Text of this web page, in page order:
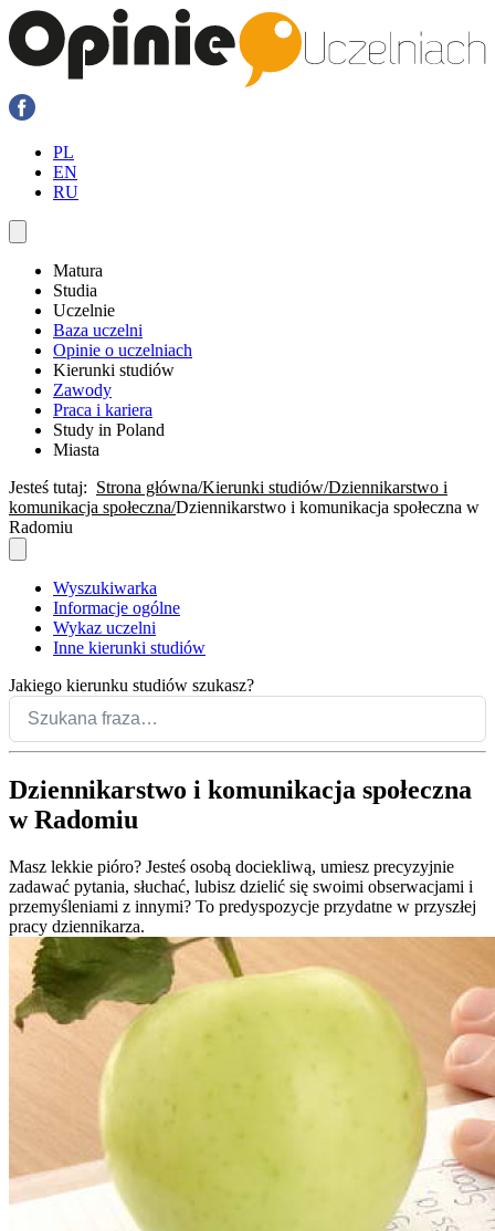
PL
EN
RU
Matura
Studia
Uczelnie
Baza uczelni
Opinie o uczelniach
Kierunki studiów
Zawody
Praca i kariera
Study in Poland
Miasta
Jesteś tutaj: Strona główna Kierunki studiów Dziennikarstwo i
komunikacja społeczna Dziennikarstwo i komunikacja społeczna w
Radomiu
Wyszukiwarka
Informacje ogólne
Wykaz uczelni
Inne kierunki studiów
Jakiego kierunku studiów szukasz?
Dziennikarstwo i komunikacja społeczna
w Radomiu
Masz lekkie pióro? Jesteś osobą dociekliwą, umiesz precyzyjnie
zadawać pytania, słuchać, lubisz dzielić się swoimi obserwacjami i
przemyśleniami z innymi? To predyspozycje przydatne w przyszłej
pracy dziennikarza.